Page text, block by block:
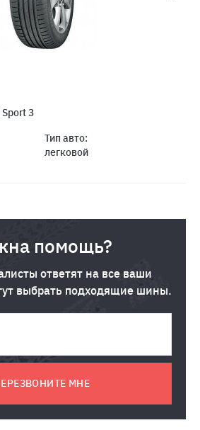
3
Тип авто:
легковой
помощь?
ответят на все ваши
выбрать подходящие шины.
МНЕ